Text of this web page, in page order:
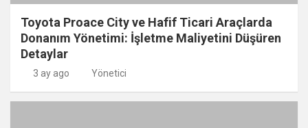
Toyota Proace City ve Hafif Ticari Araçlarda
Donanım Yönetimi: İşletme Maliyetini Düşüren
Detaylar
3 ay ago Yönetici